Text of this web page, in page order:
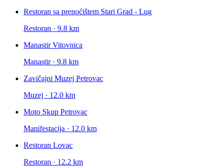
Restoran sa prenoćištem Stari Grad - Lug
Restoran · 9.8 km
Manastir Vitovnica
Manastir · 9.8 km
Zavičajni Muzej Petrovac
Muzej · 12.0 km
Moto Skup Petrovac
Manifestacija · 12.0 km
Restoran Lovac
Restoran · 12.2 km